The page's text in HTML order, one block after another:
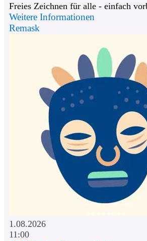
Freies Zeichnen für alle - einfach
Weitere Informationen
Remask
1.08.2026
11:00